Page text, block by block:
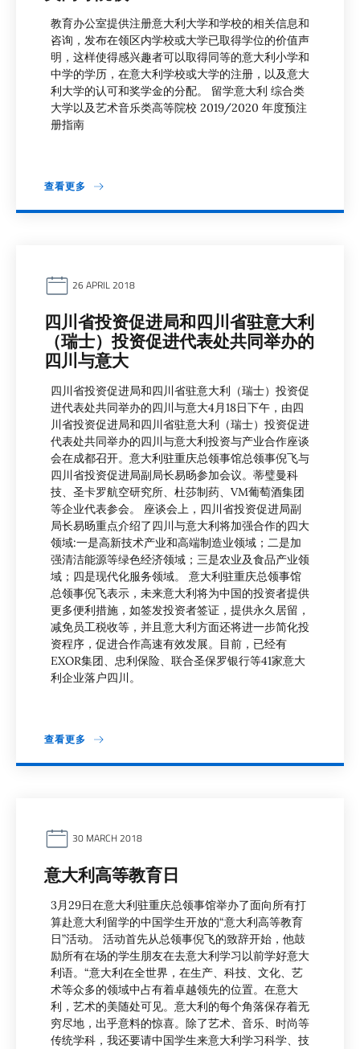
教育办公室提供注册意大利大学和学校的相关信息和
咨询，发布在领区内学校或大学已取得学位的价值声
明，这样使得感兴趣者可以取得同等的意大利小学和
中学的学历，在意大利学校或大学的注册，以及意大
利大学的认可和奖学金的分配。 留学意大利 综合类
大学以及艺术音乐类高等院校 2019/2020 年度预注
册指南
查看更多
26 APRIL 2018
四川省投资促进局和四川省驻意大利
（瑞士）投资促进代表处共同举办的
四川与意大
四川省投资促进局和四川省驻意大利（瑞士）投资促
进代表处共同举办的四川与意大4月18日下午，由四
川省投资促进局和四川省驻意大利（瑞士）投资促进
代表处共同举办的四川与意大利投资与产业合作座谈
会在成都召开。意大利驻重庆总领事馆总领事倪飞与
四川省投资促进局副局长易旸参加会议。蒂璧曼科
技、圣卡罗航空研究所、杜莎制药、VM葡萄酒集团
等企业代表参会。 座谈会上，四川省投资促进局副
局长易旸重点介绍了四川与意大利将加强合作的四大
领域:一是高新技术产业和高端制造业领域；二是加
强清洁能源等绿色经济领域；三是农业及食品产业领
域；四是现代化服务领域。 意大利驻重庆总领事馆
总领事倪飞表示，未来意大利将为中国的投资者提供
更多便利措施，如签发投资者签证，提供永久居留，
减免员工税收等，并且意大利方面还将进一步简化投
资程序，促进合作高速有效发展。目前，已经有
EXOR集团、忠利保险、联合圣保罗银行等41家意大
利企业落户四川。
查看更多
30 MARCH 2018
意大利高等教育日
3月29日在意大利驻重庆总领事馆举办了面向所有打
算赴意大利留学的中国学生开放的“意大利高等教育
日”活动。 活动首先从总领事倪飞的致辞开始，他鼓
励所有在场的学生朋友在去意大利学习以前学好意大
利语。“意大利在全世界，在生产、科技、文化、艺
术等众多的领域中占有着卓越领先的位置。在意大
利，艺术的美随处可见。意大利的每个角落保存着无
穷尽地，出乎意料的惊喜。除了艺术、音乐、时尚等
传统学科，我还要请中国学生来意大利学习科学、技